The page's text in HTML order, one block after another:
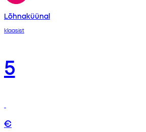
Lõhnaküünal
klaasist
5
€